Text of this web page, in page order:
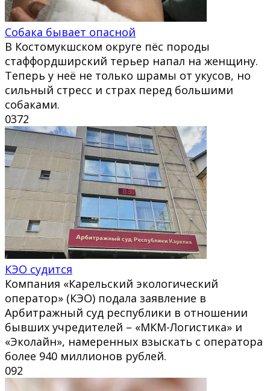
Собака бывает опасной
В Костомукшском округе пёс породы
стаффордширский терьер напал на женщину.
Теперь у неё не только шрамы от укусов, но
сильный стресс и страх перед большими
собаками.
0372
КЭО судится
Компания «Карельский экологический
оператор» (КЭО) подала заявление в
Арбитражный суд республики в отношении
бывших учредителей – «МКМ-Логистика» и
«Эколайн», намеренных взыскать с оператора
более 940 миллионов рублей.
092